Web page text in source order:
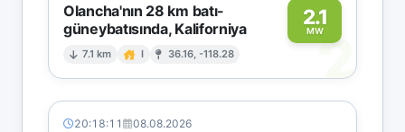
Olancha'nın 28 km batı-
güneybatısında, Kaliforniya
7.1 km I 36.16, -118.28
2.1
MW2
20:18:11 08.08.2026